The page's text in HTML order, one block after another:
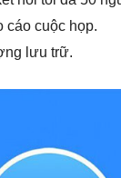
cáo cuộc họp.
lưu trữ.